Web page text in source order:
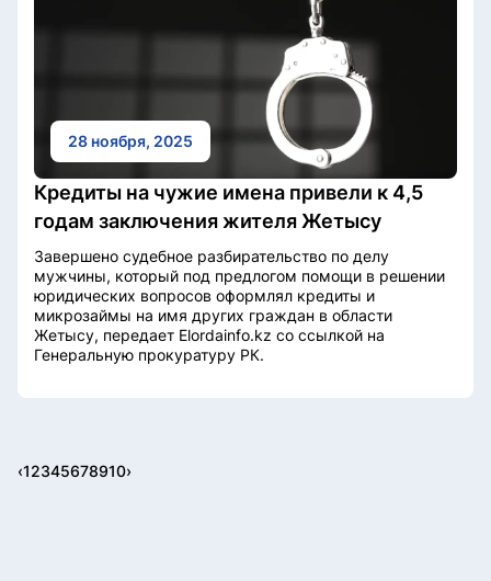
28 ноября, 2025
Кредиты на чужие имена привели к 4,5
годам заключения жителя Жетысу
Завершено судебное разбирательство по делу
мужчины, который под предлогом помощи в решении
юридических вопросов оформлял кредиты и
микрозаймы на имя других граждан в области
Жетысу, передает Elordainfo.kz со ссылкой на
Генеральную прокуратуру РК.
‹12345678910›